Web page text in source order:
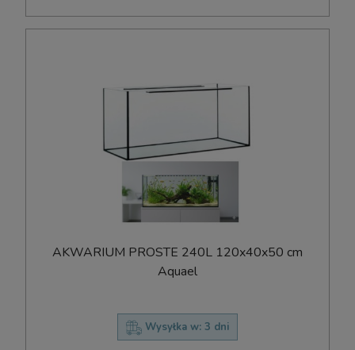
AKWARIUM PROSTE 240L 120x40x50 cm
Aquael
Wysyłka w: 3 dni